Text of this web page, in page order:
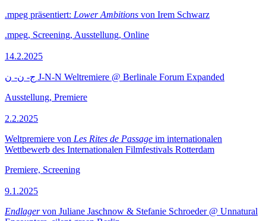
.mpeg präsentiert: Lower Ambitions von Irem Schwarz
.mpeg, Screening, Ausstellung, Online
14.2.2025
ج- ن- ن J-N-N Weltremiere @ Berlinale Forum Expanded
Ausstellung, Premiere
2.2.2025
Weltpremiere von Les Rites de Passage im internationalen
Wettbewerb des Internationalen Filmfestivals Rotterdam
Premiere, Screening
9.1.2025
Endlagervon Juliane Jaschnow & Stefanie Schroeder @ Unnatural